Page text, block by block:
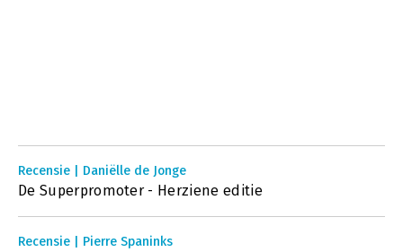
Recensie | Daniëlle de Jonge
De Superpromoter - Herziene editie
Recensie | Pierre Spaninks